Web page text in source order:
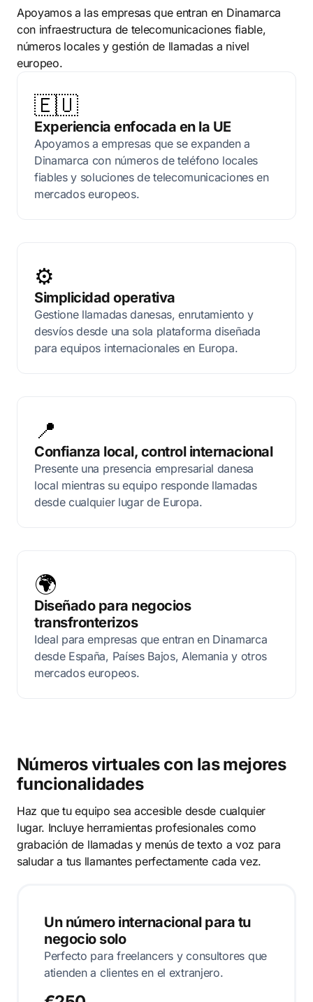
Apoyamos a las empresas que entran en Dinamarca
con infraestructura de telecomunicaciones fiable,
números locales y gestión de llamadas a nivel
europeo.
🇪🇺
Experiencia enfocada en la UE
Apoyamos a empresas que se expanden a
Dinamarca con números de teléfono locales
fiables y soluciones de telecomunicaciones en
mercados europeos.
⚙️
Simplicidad operativa
Gestione llamadas danesas, enrutamiento y
desvíos desde una sola plataforma diseñada
para equipos internacionales en Europa.
📍
Confianza local, control internacional
Presente una presencia empresarial danesa
local mientras su equipo responde llamadas
desde cualquier lugar de Europa.
🌍
Diseñado para negocios
transfronterizos
Ideal para empresas que entran en Dinamarca
desde España, Países Bajos, Alemania y otros
mercados europeos.
Números virtuales con las mejores
funcionalidades
Haz que tu equipo sea accesible desde cualquier
lugar. Incluye herramientas profesionales como
grabación de llamadas y menús de texto a voz para
saludar a tus llamantes perfectamente cada vez.
Un número internacional para tu
negocio solo
Perfecto para freelancers y consultores que
atienden a clientes en el extranjero.